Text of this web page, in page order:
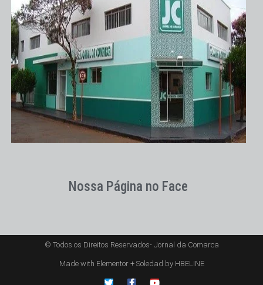
Nossa Página no Face
© Todos os Direitos Reservados- Jornal da Comarca
Made with Elementor + Soledad by HBELINE